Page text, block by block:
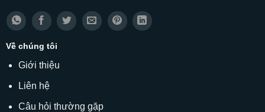
Về chúng tôi
Giới thiệu
Liên hệ
Câu hỏi thường gặp